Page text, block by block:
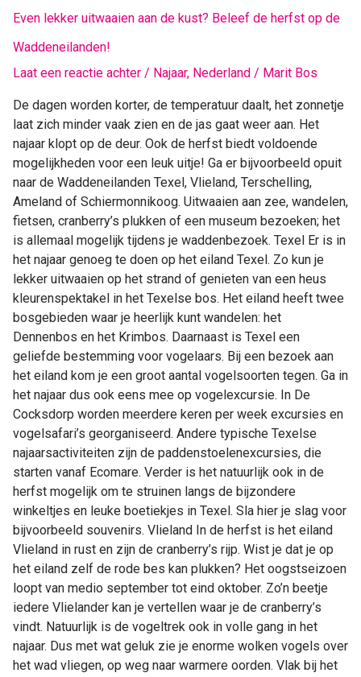
Even lekker uitwaaien aan de kust? Beleef de herfst op de
Waddeneilanden!
Laat een reactie achter / Najaar, Nederland / Marit Bos
De dagen worden korter, de temperatuur daalt, het zonnetje
laat zich minder vaak zien en de jas gaat weer aan. Het
najaar klopt op de deur. Ook de herfst biedt voldoende
mogelijkheden voor een leuk uitje! Ga er bijvoorbeeld opuit
naar de Waddeneilanden Texel, Vlieland, Terschelling,
Ameland of Schiermonnikoog. Uitwaaien aan zee, wandelen,
fietsen, cranberry’s plukken of een museum bezoeken; het
is allemaal mogelijk tijdens je waddenbezoek. Texel Er is in
het najaar genoeg te doen op het eiland Texel. Zo kun je
lekker uitwaaien op het strand of genieten van een heus
kleurenspektakel in het Texelse bos. Het eiland heeft twee
bosgebieden waar je heerlijk kunt wandelen: het
Dennenbos en het Krimbos. Daarnaast is Texel een
geliefde bestemming voor vogelaars. Bij een bezoek aan
het eiland kom je een groot aantal vogelsoorten tegen. Ga in
het najaar dus ook eens mee op vogelexcursie. In De
Cocksdorp worden meerdere keren per week excursies en
vogelsafari’s georganiseerd. Andere typische Texelse
najaarsactiviteiten zijn de paddenstoelenexcursies, die
starten vanaf Ecomare. Verder is het natuurlijk ook in de
herfst mogelijk om te struinen langs de bijzondere
winkeltjes en leuke boetiekjes in Texel. Sla hier je slag voor
bijvoorbeeld souvenirs. Vlieland In de herfst is het eiland
Vlieland in rust en zijn de cranberry’s rijp. Wist je dat je op
het eiland zelf de rode bes kan plukken? Het oogstseizoen
loopt van medio september tot eind oktober. Zo’n beetje
iedere Vlielander kan je vertellen waar je de cranberry’s
vindt. Natuurlijk is de vogeltrek ook in volle gang in het
najaar. Dus met wat geluk zie je enorme wolken vogels over
het wad vliegen, op weg naar warmere oorden. Vlak bij het
op
Waddeneilanden!